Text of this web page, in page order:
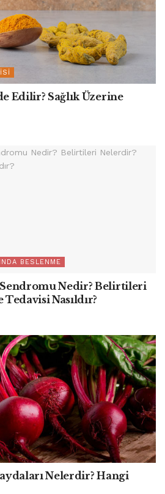
Edilir? Sağlık Üzerine
BESLENME
Sendromu Nedir? Belirtileri
Nasıldır?
Nelerdir? Hangi